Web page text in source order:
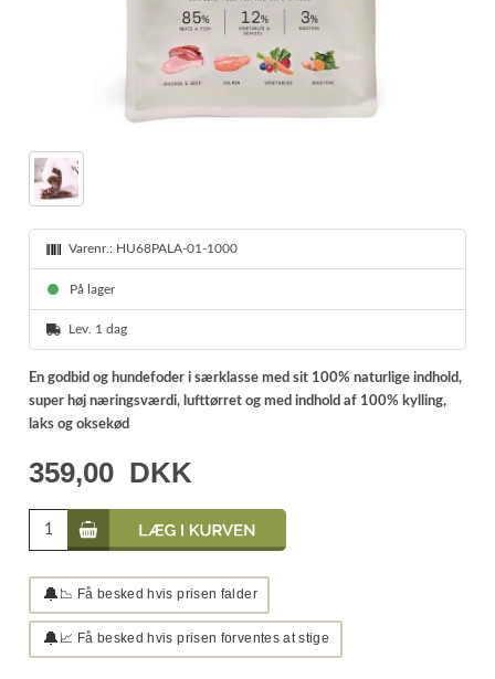
Varenr.: HU68PALA-01-1000
På lager
Lev. 1 dag
En godbid og hundefoder i særklasse med sit 100% naturlige indhold,
super høj næringsværdi, lufttørret og med indhold af 100% kylling,
laks og oksekød
359,00 DKK
🔔 📉 Få besked hvis prisen falder
🔔 📈 Få besked hvis prisen forventes at stige